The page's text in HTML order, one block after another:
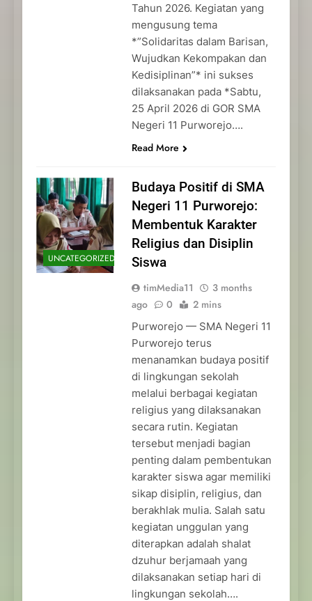
Tahun 2026. Kegiatan yang
mengusung tema
*”Solidaritas dalam Barisan,
Wujudkan Kekompakan dan
Kedisiplinan”* ini sukses
dilaksanakan pada *Sabtu,
25 April 2026 di GOR SMA
Negeri 11 Purworejo….
Read More
UNCATEGORIZED
Budaya Positif di SMA
Negeri 11 Purworejo:
Membentuk Karakter
Religius dan Disiplin
Siswa
timMedia11
3 months
ago
0 2 mins
Purworejo — SMA Negeri 11
Purworejo terus
menanamkan budaya positif
di lingkungan sekolah
melalui berbagai kegiatan
religius yang dilaksanakan
secara rutin. Kegiatan
tersebut menjadi bagian
penting dalam pembentukan
karakter siswa agar memiliki
sikap disiplin, religius, dan
berakhlak mulia. Salah satu
kegiatan unggulan yang
diterapkan adalah shalat
dzuhur berjamaah yang
dilaksanakan setiap hari di
lingkungan sekolah….